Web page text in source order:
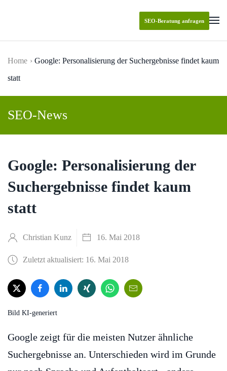
SEO-Beratung anfragen
Home
Google: Personalisierung der Suchergebnisse findet kaum
statt
SEO-News
Google: Personalisierung der
Suchergebnisse findet kaum
statt
Christian Kunz 16. Mai 2018
Zuletzt aktualisiert: 16. Mai 2018
Bild KI-generiert
Google zeigt für die meisten Nutzer ähnliche
Suchergebnisse an. Unterschieden wird im Grunde